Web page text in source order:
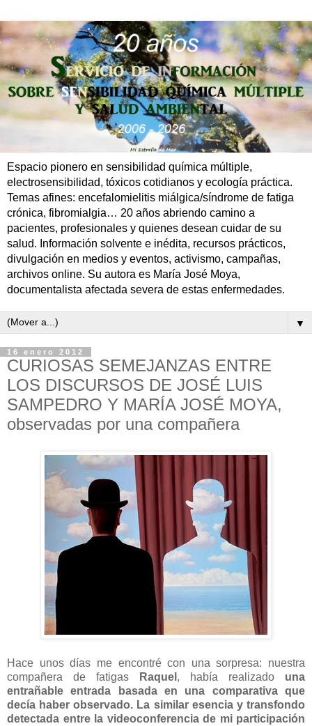
Espacio pionero en sensibilidad química múltiple,
electrosensibilidad, tóxicos cotidianos y ecología práctica.
Temas afines: encefalomielitis miálgica/síndrome de fatiga
crónica, fibromialgia… 20 años abriendo camino a
pacientes, profesionales y quienes desean cuidar de su
salud. Información solvente e inédita, recursos prácticos,
divulgación en medios y eventos, activismo, campañas,
archivos online. Su autora es María José Moya,
documentalista afectada severa de estas enfermedades.
▼
16 enero 2012
CURIOSAS SEMEJANZAS ENTRE
LOS DISCURSOS DE JOSÉ LUIS
SAMPEDRO Y MARÍA JOSÉ MOYA,
observadas por una compañera
Hace unos días me encontré con una sorpresa: nuestra
compañera de fatigas
Raquel , había realizado una
entrañable entrada basada en una comparativa que
decía haber observado. La similar esencia y transfondo
detectada entre la videoconferencia de mi participación